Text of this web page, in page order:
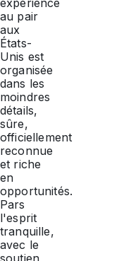
expérience
au pair
aux
États-
Unis est
organisée
dans les
moindres
détails,
sûre,
officiellement
reconnue
et riche
en
opportunités.
Pars
l'esprit
tranquille,
avec le
soutien